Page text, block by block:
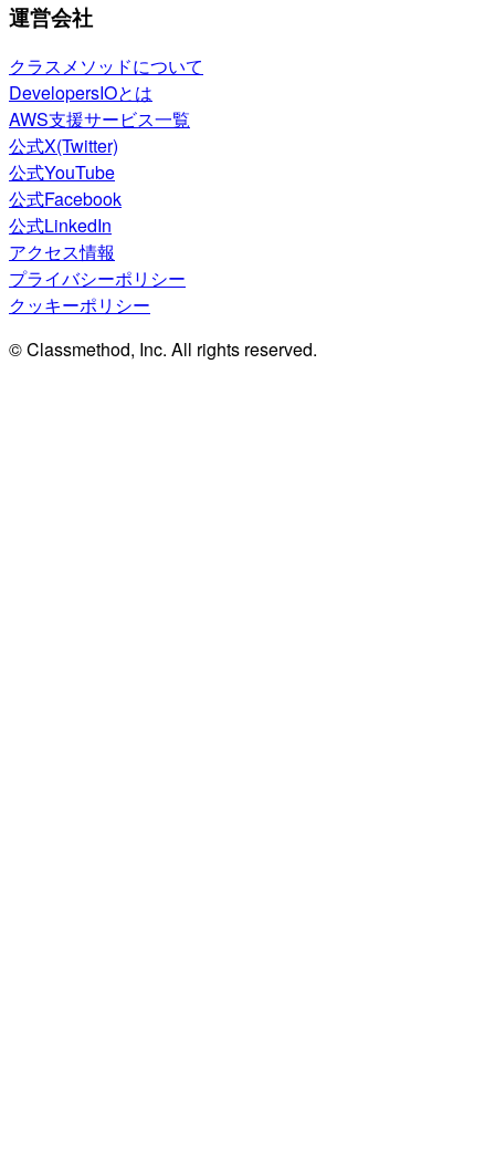
運営会社
クラスメソッドについて
DevelopersIOとは
AWS支援サービス一覧
公式X(Twitter)
公式YouTube
公式Facebook
公式LinkedIn
アクセス情報
プライバシーポリシー
クッキーポリシー
© Classmethod, Inc. All rights reserved.